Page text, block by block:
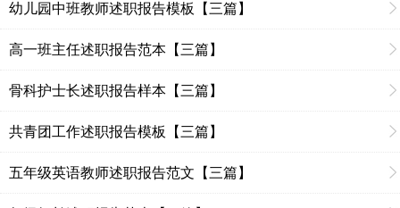
幼儿园中班教师述职报告模板【三篇】
高一班主任述职报告范本【三篇】
骨科护士长述职报告样本【三篇】
共青团工作述职报告模板【三篇】
五年级英语教师述职报告范文【三篇】